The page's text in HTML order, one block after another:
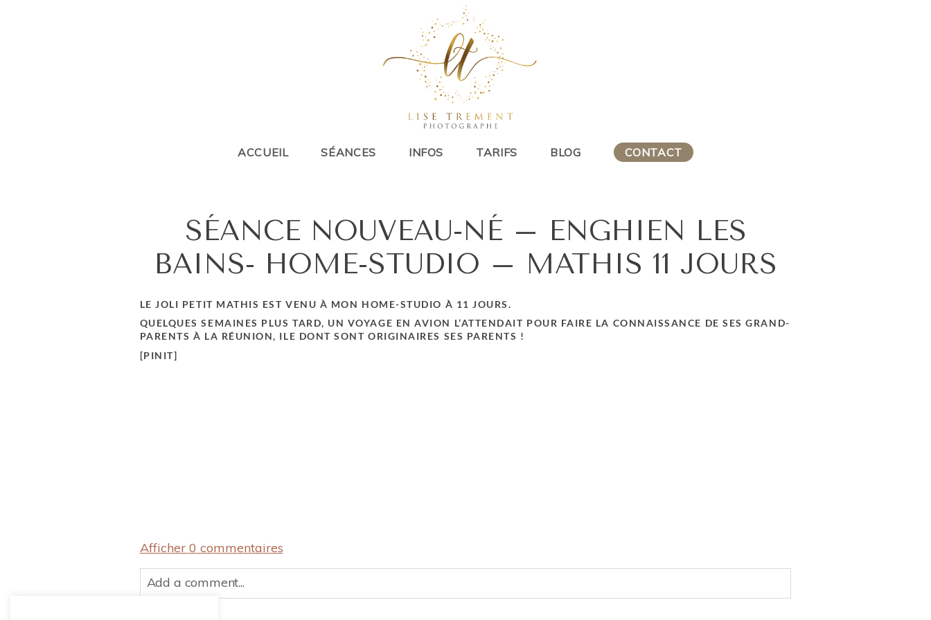
ACCUEIL SÉANCES INFOS TARIFS BLOG CONTACT
SÉANCE NOUVEAU-NÉ – ENGHIEN LES
BAINS- HOME-STUDIO – MATHIS 11 JOURS
LE JOLI PETIT MATHIS EST VENU À MON HOME-STUDIO À 11 JOURS.
QUELQUES SEMAINES PLUS TARD, UN VOYAGE EN AVION L’ATTENDAIT POUR FAIRE LA CONNAISSANCE DE SES GRAND-
PARENTS À LA RÉUNION, ILE DONT SONT ORIGINAIRES SES PARENTS !
[PINIT]
Afficher 0 commentaires
Add a comment...